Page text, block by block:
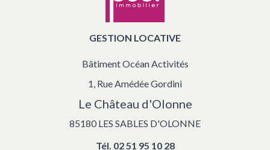
GESTION LOCATIVE
Bâtiment Océan Activités
1, Rue Amédée Gordini
Le Château d'Olonne
85180 LES SABLES D'OLONNE
Tél. 02 51 95 10 28